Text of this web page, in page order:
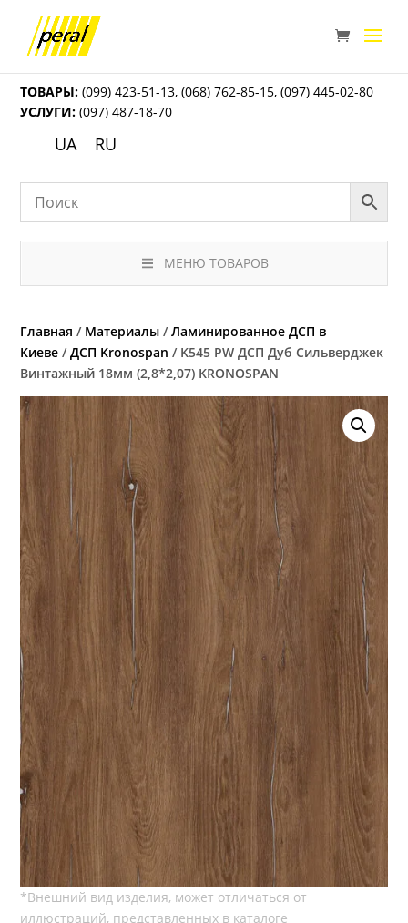
ТОВАРЫ: (099) 423-51-13,(068) 762-85-15,(097) 445-02-80
УСЛУГИ: (097) 487-18-70
UA RU
МЕНЮ ТОВАРОВ
Главная / Материалы /Ламинированное ДСП в
Киеве /ДСП Kronospan / K545 PW ДСП Дуб Сильверджек
Винтажный 18мм (2,8*2,07) KRONOSPAN